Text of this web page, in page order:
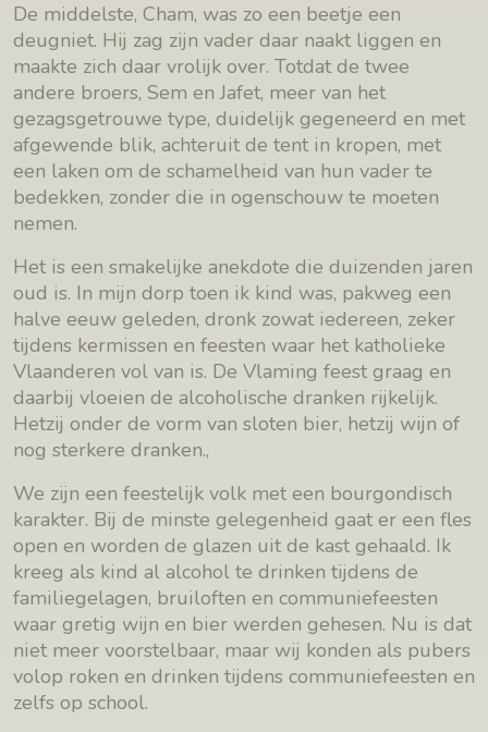
De middelste, Cham, was zo een beetje een
deugniet. Hij zag zijn vader daar naakt liggen en
maakte zich daar vrolijk over. Totdat de twee
andere broers, Sem en Jafet, meer van het
gezagsgetrouwe type, duidelijk gegeneerd en met
afgewende blik, achteruit de tent in kropen, met
een laken om de schamelheid van hun vader te
bedekken, zonder die in ogenschouw te moeten
nemen.
Het is een smakelijke anekdote die duizenden jaren
oud is. In mijn dorp toen ik kind was, pakweg een
halve eeuw geleden, dronk zowat iedereen, zeker
tijdens kermissen en feesten waar het katholieke
Vlaanderen vol van is. De Vlaming feest graag en
daarbij vloeien de alcoholische dranken rijkelijk.
Hetzij onder de vorm van sloten bier, hetzij wijn of
nog sterkere dranken.,
We zijn een feestelijk volk met een bourgondisch
karakter. Bij de minste gelegenheid gaat er een fles
open en worden de glazen uit de kast gehaald. Ik
kreeg als kind al alcohol te drinken tijdens de
familiegelagen, bruiloften en communiefeesten
waar gretig wijn en bier werden gehesen. Nu is dat
niet meer voorstelbaar, maar wij konden als pubers
volop roken en drinken tijdens communiefeesten en
zelfs op school.